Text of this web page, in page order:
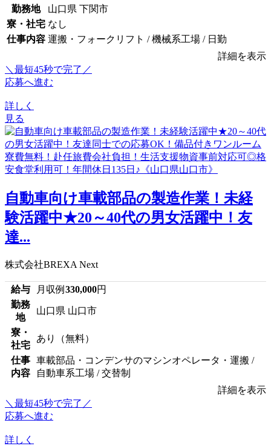
勤務地
山口県 下関市
寮・社宅 なし
仕事内容 運搬・フォークリフト / 機械系工場 / 日勤
詳細を表示
＼最短45秒で完了／
応募へ進む
詳しく
見る
自動車向け車載部品の製造作業！未経
験活躍中★20～40代の男女活躍中！友
達...
株式会社BREXA Next
給与 月収例 330,000円
勤務
地
山口県 山口市
寮・
社宅
あり（無料）
仕事
内容
車載部品・コンデンサのマシンオペレータ・運搬 /
自動車系工場 / 交替制
詳細を表示
＼最短45秒で完了／
応募へ進む
詳しく